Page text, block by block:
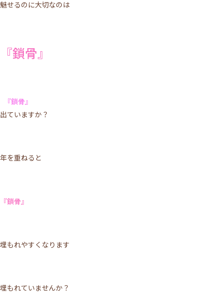
魅せるのに大切なのは
『鎖骨』
『鎖骨』
出ていますか？
年を重ねると
『鎖骨』
埋もれやすくなります
埋もれていませんか？